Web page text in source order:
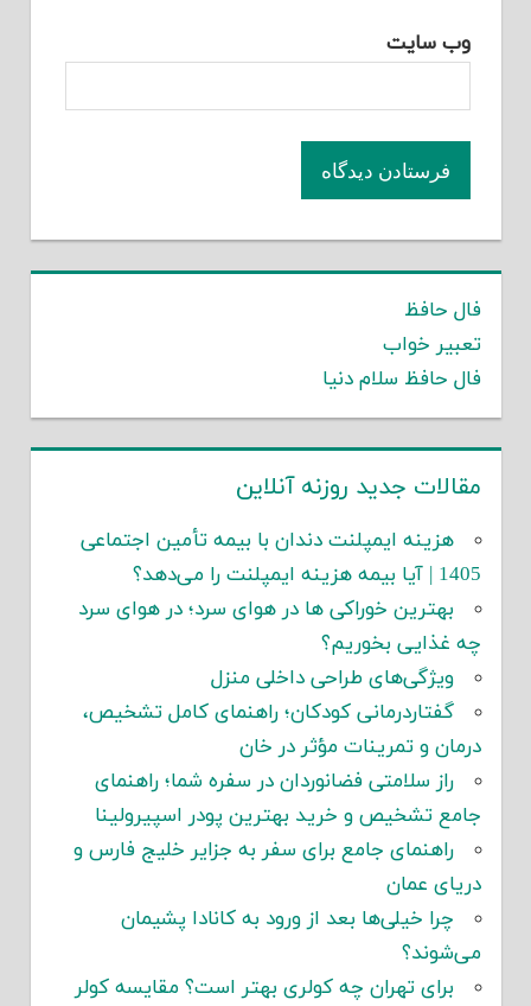
وب‌ سایت
فال حافظ
تعبیر خواب
فال حافظ سلام دنیا
مقالات جدید روزنه آنلاین
هزینه ایمپلنت دندان با بیمه تأمین اجتماعی
1405 | آیا بیمه هزینه ایمپلنت را می‌دهد؟
بهترین خوراکی ها در هوای سرد؛ در هوای سرد
چه غذایی بخوریم؟
ویژگی‌های طراحی داخلی منزل
گفتاردرمانی کودکان؛ راهنمای کامل تشخیص،
درمان و تمرینات مؤثر در خان
راز سلامتی فضانوردان در سفره شما؛ راهنمای
جامع تشخیص و خرید بهترین پودر اسپیرولینا
راهنمای جامع برای سفر به جزایر خلیج فارس و
دریای عمان
چرا خیلی‌ها بعد از ورود به کانادا پشیمان
می‌شوند؟
برای تهران چه کولری بهتر است؟ مقایسه کولر